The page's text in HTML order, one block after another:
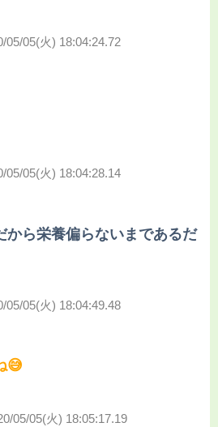
05/05(火) 18:04:24.72
05/05(火) 18:04:28.14
から栄養偏らないまであるだ
05/05(火) 18:04:49.48
😅
05/05(火) 18:05:17.19